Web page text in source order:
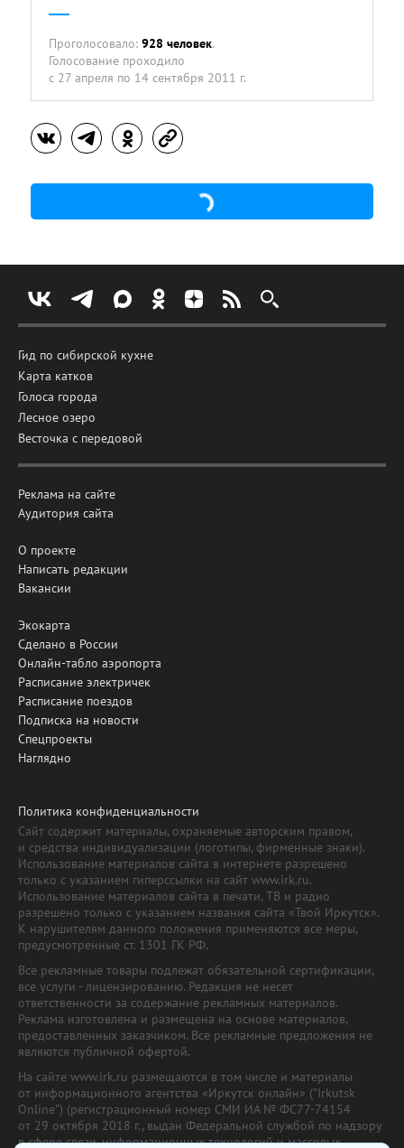
Проголосовало: 928 человек.
Голосование проходило
с 27 апреля по 14 сентября 2011 г.
Гид по сибирской кухне
Карта катков
Голоса города
Лесное озеро
Весточка с передовой
Реклама на сайте
Аудитория сайта
О проекте
Написать редакции
Вакансии
Экокарта
Сделано в России
Онлайн-табло аэропорта
Расписание электричек
Расписание поездов
Подписка на новости
Спецпроекты
Наглядно
Политика конфиденциальности
Сайт содержит материалы, охраняемые авторским правом,
и средства индивидуализации (логотипы, фирменные знаки).
Использование материалов сайта в интернете разрешено
только с указанием гиперссылки на сайт www.irk.ru.
Использование материалов сайта в печати, ТВ и радио
разрешено только с указанием названия сайта «Твой Иркутск».
К нарушителям данного положения применяются все меры,
предусмотренные ст. 1301 ГК РФ.
Все рекламные товары подлежат обязательной сертификации,
все услуги - лицензированию. Редакция не несет
ответственности за содержание рекламных материалов.
Реклама изготовлена и размещена на основе материалов,
предоставленных заказчиком. Все рекламные предложения не
являются публичной офертой.
На сайте www.irk.ru размещаются в том числе и материалы
от информационного агентства «Иркутск онлайн» ("Irkutsk
Online") (регистрационный номер СМИ ИА № ФС77-74154
от 29 октября 2018 г., выдан Федеральной службой по надзору
в сфере связи, информационных технологий и массовых